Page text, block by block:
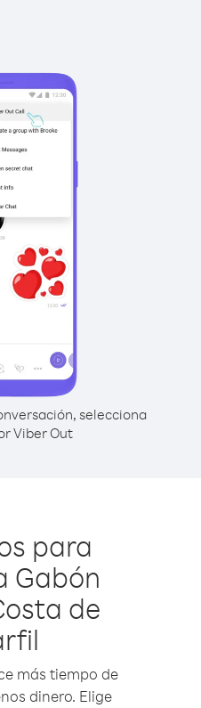
selecciona
Viber Out
para
Gabón
de
más tiempo de
dinero. Elige